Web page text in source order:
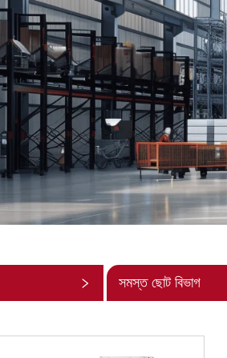
সমস্ত ছোট বিভাগ